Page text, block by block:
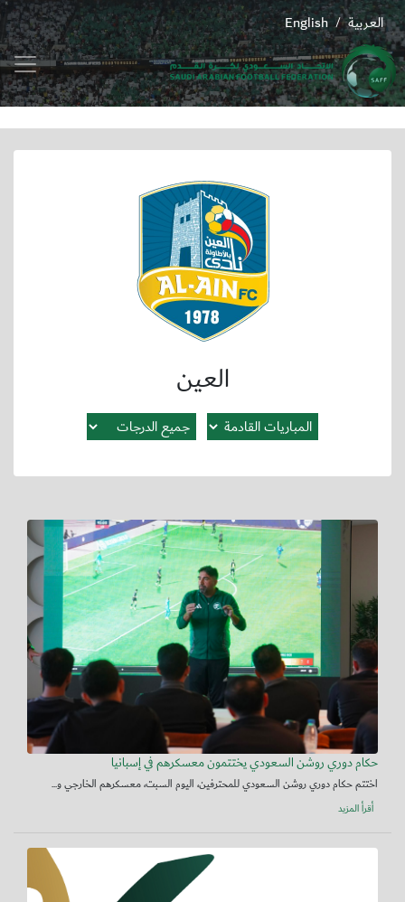
English / العربية
العين
حكام دوري روشن السعودي يختتمون معسكرهم في إسبانيا
اختتم حكام دوري روشن السعودي للمحترفين، اليوم السبت، معسكرهم الخارجي و...
أقرأ المزيد